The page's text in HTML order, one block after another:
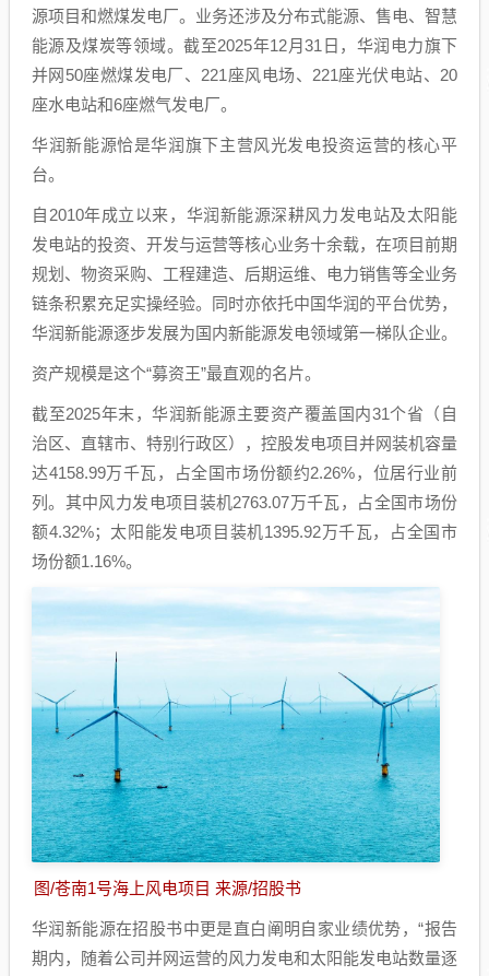
源项目和燃煤发电厂。业务还涉及分布式能源、售电、智慧
能源及煤炭等领域。截至2025年12月31日，华润电力旗下
并网50座燃煤发电厂、221座风电场、221座光伏电站、20
座水电站和6座燃气发电厂。
华润新能源恰是华润旗下主营风光发电投资运营的核心平
台。
自2010年成立以来，华润新能源深耕风力发电站及太阳能
发电站的投资、开发与运营等核心业务十余载，在项目前期
规划、物资采购、工程建造、后期运维、电力销售等全业务
链条积累充足实操经验。同时亦依托中国华润的平台优势，
华润新能源逐步发展为国内新能源发电领域第一梯队企业。
资产规模是这个“募资王”最直观的名片。
截至2025年末，华润新能源主要资产覆盖国内31个省（自
治区、直辖市、特别行政区），控股发电项目并网装机容量
达4158.99万千瓦，占全国市场份额约2.26%，位居行业前
列。其中风力发电项目装机2763.07万千瓦，占全国市场份
额4.32%；太阳能发电项目装机1395.92万千瓦，占全国市
场份额1.16%。
图/苍南1号海上风电项目 来源/招股书
华润新能源在招股书中更是直白阐明自家业绩优势，“报告
期内，随着公司并网运营的风力发电和太阳能发电站数量逐